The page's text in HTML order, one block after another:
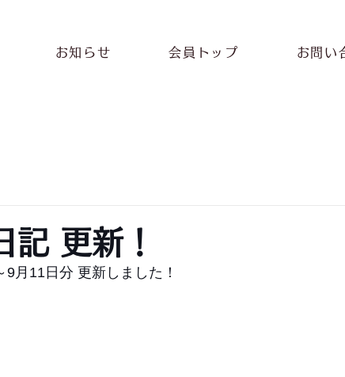
お知らせ 会員トップ お問い
記 更新！
月11日分 更新しました！